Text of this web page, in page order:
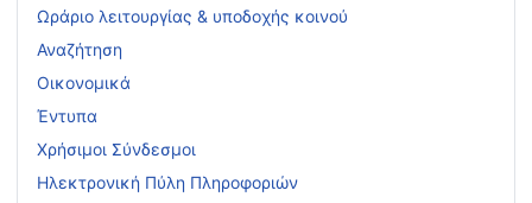
Ωράριο λειτουργίας & υποδοχής κοινού
Αναζήτηση
Οικονομικά
Έντυπα
Χρήσιμοι Σύνδεσμοι
Ηλεκτρονική Πύλη Πληροφοριών